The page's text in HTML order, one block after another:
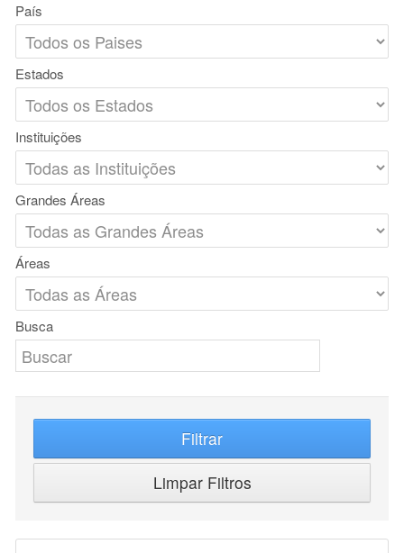
País
Estados
Instituições
Grandes Áreas
Áreas
Busca
Filtrar
Limpar Filtros